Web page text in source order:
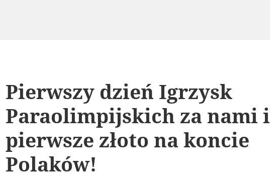
Pierwszy dzień Igrzysk
Paraolimpijskich za nami i
pierwsze złoto na koncie
Polaków!